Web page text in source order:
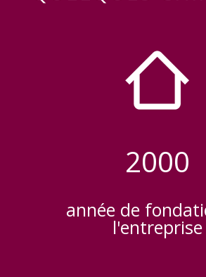
2000
année de
l'entreprise